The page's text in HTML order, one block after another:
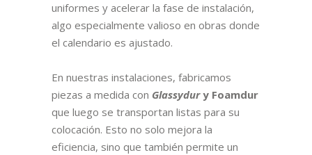
uniformes y acelerar la fase de instalación,
algo especialmente valioso en obras donde
el calendario es ajustado.
En nuestras instalaciones, fabricamos
piezas a medida con Glassydury Foamdur
que luego se transportan listas para su
colocación. Esto no solo mejora la
eficiencia, sino que también permite un